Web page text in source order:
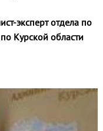
эксперт отдела по
Курской области